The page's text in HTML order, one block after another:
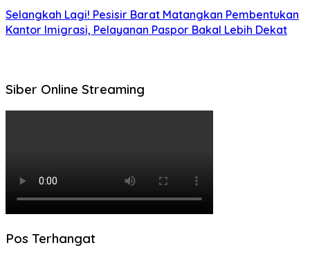
Selangkah Lagi! Pesisir Barat Matangkan Pembentukan
Kantor Imigrasi, Pelayanan Paspor Bakal Lebih Dekat
Siber Online Streaming
Pos Terhangat